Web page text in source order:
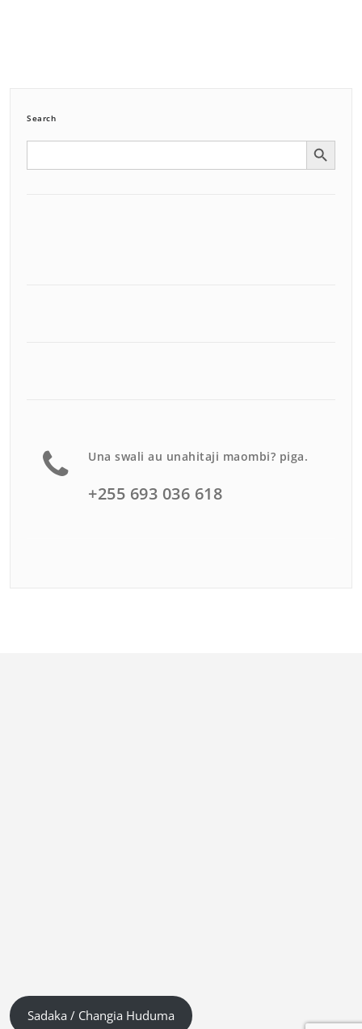
Search
Search Search Button
Una swali au unahitaji maombi? piga.
+255 693 036 618
Sadaka / Changia Huduma